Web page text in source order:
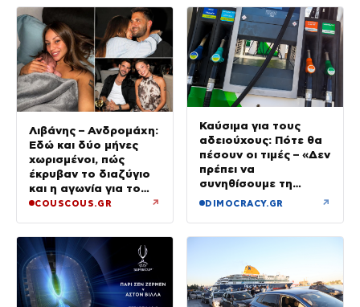
Λιβάνης – Ανδρομάχη:
Εδώ και δύο μήνες
χωρισμένοι, πώς
έκρυβαν το διαζύγιο
και η αγωνία για το
παιδί
COUSCOUS.GR ↗
Καύσιμα για τους
αδειούχους: Πότε θα
πέσουν οι τιμές – «Δεν
πρέπει να
συνηθίσουμε τη
βενζίνη στα 2 ευρώ»
DIMOCRACY.GR ↗